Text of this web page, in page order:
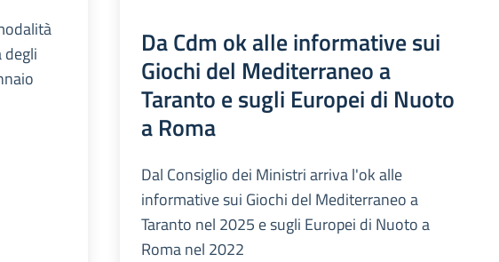
Da Cdm ok alle informative sui
Giochi del Mediterraneo a
Taranto e sugli Europei di Nuoto
a Roma
Dal Consiglio dei Ministri arriva l'ok alle
informative sui Giochi del Mediterraneo a
Taranto nel 2025 e sugli Europei di Nuoto a
Roma nel 2022